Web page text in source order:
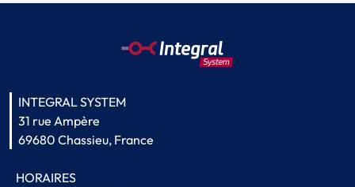
INTEGRAL SYSTEM
31 rue Ampère
69680 Chassieu, France
HORAIRES